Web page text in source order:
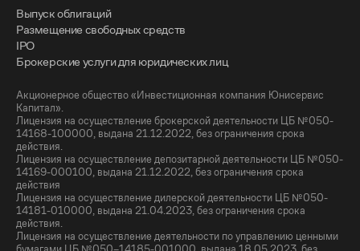
Выпуск облигаций
Размещение свободных средств
IPO
Брокерские услуги для юридических лиц
Акционерное общество «Инвестиционная компания Юнисервис
Капитал».
Лицензия на осуществление брокерской деятельности ЦБ №050-
14168-100000, выдана 21.12.2022, без ограничения срока
действия.
Лицензия на осуществление депозитарной деятельности ЦБ №050-
14169-000100, выдана 21.12.2022, без ограничения срока
действия
Лицензия на осуществление дилерской деятельности ЦБ №050-
14181-010000, выдана 21.04.2023, без ограничения срока
действия.
Лицензия на осуществление деятельности по управлению ценными